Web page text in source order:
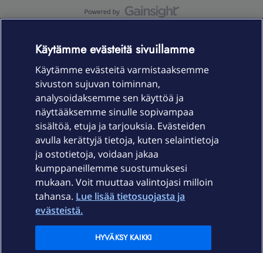
Laitteet & liittymät
Palvelut
Ajankohtaista
Elisa Oyj
Käytämme evästeitä sivuillamme
Käytämme evästeitä varmistaaksemme
sivuston sujuvan toiminnan,
analysoidaksemme sen käyttöä ja
näyttääksemme sinulle sopivampaa
sisältöä, etuja ja tarjouksia. Evästeiden
avulla kerättyjä tietoja, kuten selaintietoja
ja ostotietoja, voidaan jakaa
kumppaneillemme suostumuksesi
mukaan. Voit muuttaa valintojasi milloin
tahansa. Lue lisää tietosuojasta ja
evästeistä.
HYVÄKSY KAIKKI